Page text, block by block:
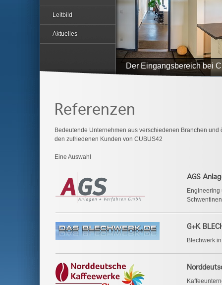
Der Eingangsbereich bei
Leitbild
Aktuelles
Referenzen
Bedeutende Unternehmen aus verschiedenen Branchen und
den zufriedenen Kunden von CUBUS42
Eine Auswahl
AGS
Engineering
G+K
Blechwerk